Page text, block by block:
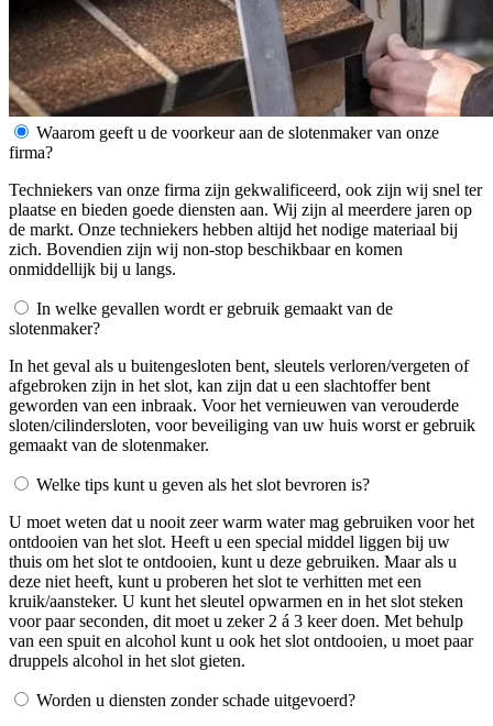
Waarom geeft u de voorkeur aan de slotenmaker van onze
firma?
Techniekers van onze firma zijn gekwalificeerd, ook zijn wij snel ter
plaatse en bieden goede diensten aan. Wij zijn al meerdere jaren op
de markt. Onze techniekers hebben altijd het nodige materiaal bij
zich. Bovendien zijn wij non-stop beschikbaar en komen
onmiddellijk bij u langs.
In welke gevallen wordt er gebruik gemaakt van de
slotenmaker?
In het geval als u buitengesloten bent, sleutels verloren/vergeten of
afgebroken zijn in het slot, kan zijn dat u een slachtoffer bent
geworden van een inbraak. Voor het vernieuwen van verouderde
sloten/cilindersloten, voor beveiliging van uw huis worst er gebruik
gemaakt van de slotenmaker.
Welke tips kunt u geven als het slot bevroren is?
U moet weten dat u nooit zeer warm water mag gebruiken voor het
ontdooien van het slot. Heeft u een special middel liggen bij uw
thuis om het slot te ontdooien, kunt u deze gebruiken. Maar als u
deze niet heeft, kunt u proberen het slot te verhitten met een
kruik/aansteker. U kunt het sleutel opwarmen en in het slot steken
voor paar seconden, dit moet u zeker 2 á 3 keer doen. Met behulp
van een spuit en alcohol kunt u ook het slot ontdooien, u moet paar
druppels alcohol in het slot gieten.
Worden u diensten zonder schade uitgevoerd?